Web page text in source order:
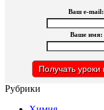
Ваш e-mail:
Ваше имя:
Рубрики